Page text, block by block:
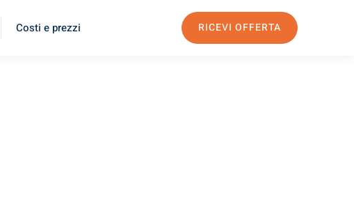
Costi e prezzi RICEVI OFFERTA